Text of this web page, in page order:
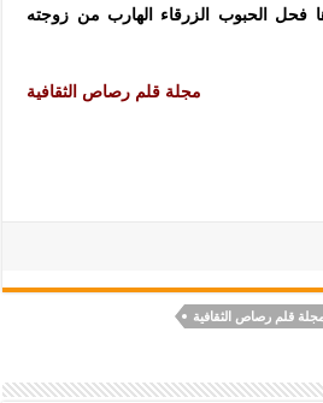
فحل الحبوب الزرقاء الهارب من زوجته
مجلة قلم رصاص الثقافية
قلم رصاص الثقافية